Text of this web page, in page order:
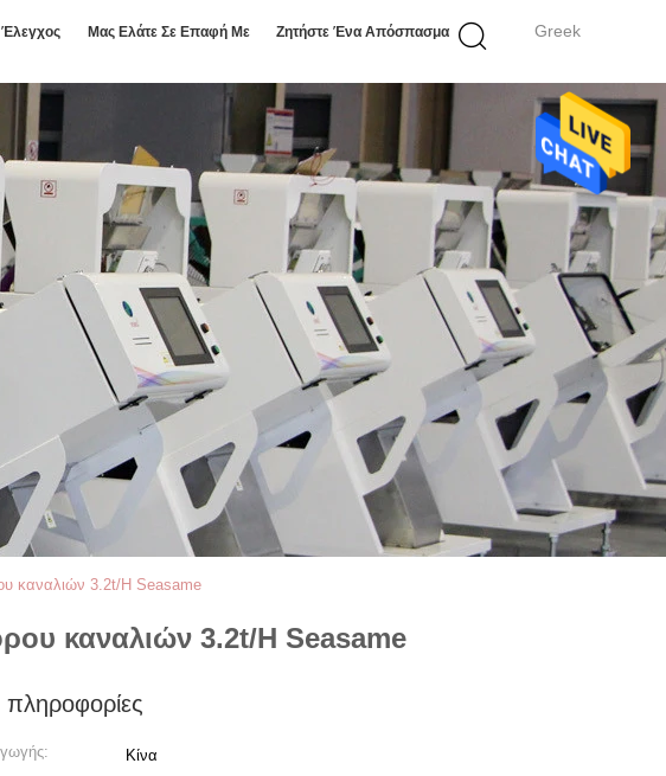
Greek
Έλεγχος Μας Ελάτε Σε Επαφή Με Ζητήστε Ένα Απόσπασμα
καναλιών 3.2t/H Seasame
καναλιών 3.2t/H Seasame
πληροφορίες
Κίνα